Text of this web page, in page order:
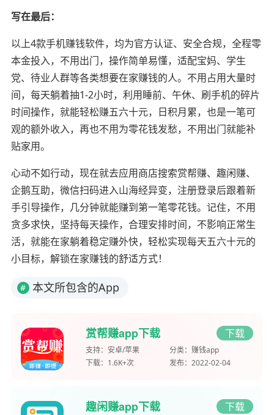
写在最后：
以上4款手机赚钱软件，均为官方认证、安全合规，全程零
本金投入，不用出门，操作简单易懂，适配宝妈、学生
党、待业人群等各类想要在家赚钱的人。不用占用大量时
间，每天躺着抽1-2小时，利用睡前、午休、刷手机的碎片
时间操作，就能轻松赚五六十元，日积月累，也是一笔可
观的额外收入，再也不用为零花钱发愁，不用出门就能补
贴家用。
心动不如行动，现在就去应用商店搜索赏帮赚、趣闲赚、
企鹅互助，微信扫码进入山海经异变，注册登录后跟着新
手引导操作，几分钟就能赚到第一笔零花钱。记住，不用
贪多求快，坚持每天操作，合理安排时间，不影响正常生
活，就能在家躺着稳定赚外快，轻松实现每天五六十元的
小目标，解锁在家赚钱的舒适方式！
# 本文所包含的App
赏帮赚app下载 下载
支持： 安卓/苹果 分类： 赚钱app
下载： 1.6K+次 发布： 2022-02-04
趣闲赚app下载 下载